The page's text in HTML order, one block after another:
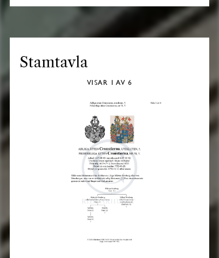
Stamtavla
VISAR 1 AV 6